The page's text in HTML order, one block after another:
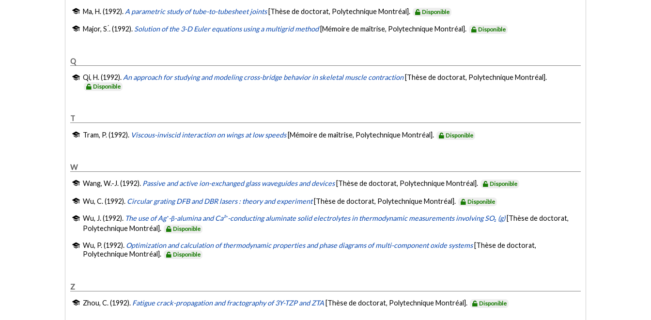
Ma, H. (1992). A parametric study of tube-to-tubesheet joints [Thèse de doctorat, Polytechnique Montréal]. Disponible
Major, S.́. (1992). Solution of the 3-D Euler equations using a multigrid method [Mémoire de maîtrise, Polytechnique Montréal]. Disponible
Q
Qi, H. (1992). An approach for studying and modeling cross-bridge behavior in skeletal muscle contraction [Thèse de doctorat, Polytechnique Montréal].
Disponible
T
Tram, P. (1992). Viscous-inviscid interaction on wings at low speeds [Mémoire de maîtrise, Polytechnique Montréal]. Disponible
W
Wang, W.-J. (1992). Passive and active ion-exchanged glass waveguides and devices [Thèse de doctorat, Polytechnique Montréal]. Disponible
Wu, C. (1992). Circular grating DFB and DBR lasers : theory and experiment [Thèse de doctorat, Polytechnique Montréal]. Disponible
Wu, J. (1992). The use of Ag⁺-β-alumina and Ca²⁺-conducting aluminate solid electrolytes in thermodynamic measurements involving SO₂ (g) [Thèse de doctorat,
Polytechnique Montréal].
Disponible
Wu, P. (1992). Optimization and calculation of thermodynamic properties and phase diagrams of multi-component oxide systems [Thèse de doctorat,
Polytechnique Montréal].
Disponible
Z
Zhou, C. (1992). Fatigue crack-propagation and fractography of 3Y-TZP and ZTA [Thèse de doctorat, Polytechnique Montréal]. Disponible